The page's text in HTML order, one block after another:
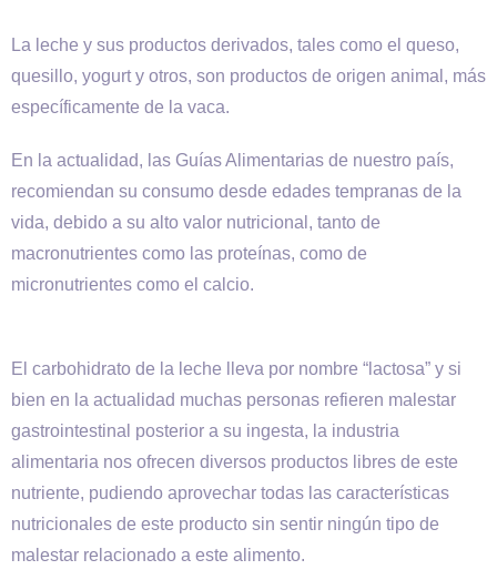
La leche y sus productos derivados, tales como el queso,
quesillo, yogurt y otros, son productos de origen animal, más
específicamente de la vaca.
En la actualidad, las Guías Alimentarias de nuestro país,
recomiendan su consumo desde edades tempranas de la
vida, debido a su alto valor nutricional, tanto de
macronutrientes como las proteínas, como de
micronutrientes como el calcio.
El carbohidrato de la leche lleva por nombre “lactosa” y si
bien en la actualidad muchas personas refieren malestar
gastrointestinal posterior a su ingesta, la industria
alimentaria nos ofrecen diversos productos libres de este
nutriente, pudiendo aprovechar todas las características
nutricionales de este producto sin sentir ningún tipo de
malestar relacionado a este alimento.